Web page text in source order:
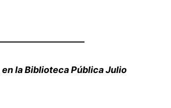
enla Biblioteca Pública Julio